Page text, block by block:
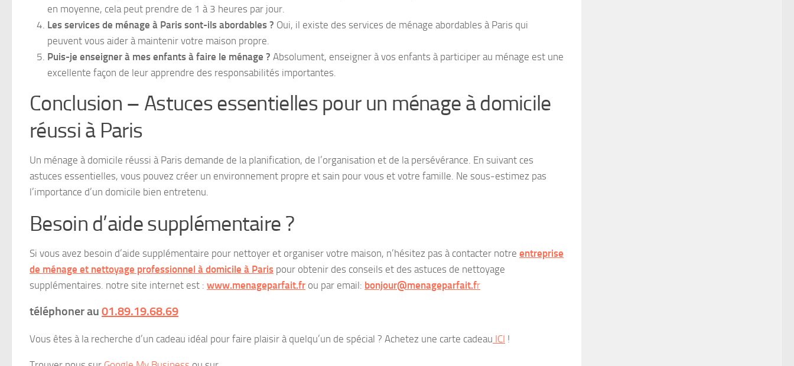
en moyenne, cela peut prendre de 1 à 3 heures par jour.
Les services de ménage à Paris sont-ils abordables ? Oui, il existe des services de ménage abordables à Paris qui
peuvent vous aider à maintenir votre maison propre.
Puis-je enseigner à mes enfants à faire le ménage ? Absolument, enseigner à vos enfants à participer au ménage est une
excellente façon de leur apprendre des responsabilités importantes.
Conclusion – Astuces essentielles pour un ménage à domicile
réussi à Paris
Un ménage à domicile réussi à Paris demande de la planification, de l’organisation et de la persévérance. En suivant ces
astuces essentielles, vous pouvez créer un environnement propre et sain pour vous et votre famille. Ne sous-estimez pas
l’importance d’un domicile bien entretenu.
Besoin d’aide supplémentaire ?
Si vous avez besoin d’aide supplémentaire pour nettoyer et organiser votre maison, n’hésitez pas à contacter notre entreprise
de ménage et nettoyage professionnel à domicile à Paris pour obtenir des conseils et des astuces de nettoyage
supplémentaires. notre site internet est : www.menageparfait.fr ou par email: bonjour@menageparfait.fr
téléphoner au 01.89.19.68.69
Vous êtes à la recherche d’un cadeau idéal pour faire plaisir à quelqu’un de spécial ? Achetez une carte cadeau ICI !